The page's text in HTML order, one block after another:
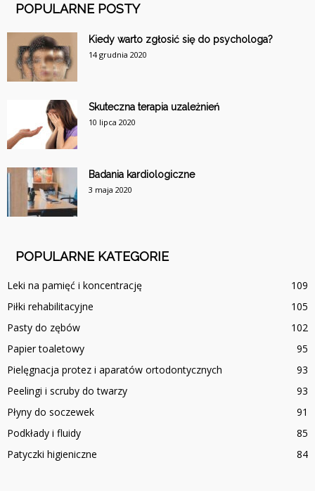
POPULARNE POSTY
Kiedy warto zgłosić się do psychologa?
14 grudnia 2020
Skuteczna terapia uzależnień
10 lipca 2020
Badania kardiologiczne
3 maja 2020
POPULARNE KATEGORIE
Leki na pamięć i koncentrację
109
Piłki rehabilitacyjne
105
Pasty do zębów
102
Papier toaletowy
95
Pielęgnacja protez i aparatów ortodontycznych
93
Peelingi i scruby do twarzy
93
Płyny do soczewek
91
Podkłady i fluidy
85
Patyczki higieniczne
84